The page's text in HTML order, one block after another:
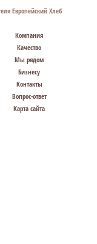
Компания
Качество
Мы рядом
Бизнесу
Контакты
Вопрос-ответ
Карта сайта